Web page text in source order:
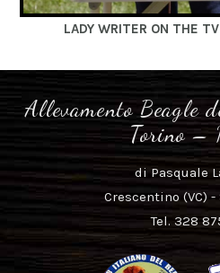
LADY WRITER ON THE
Allevamento Beagle
Torino –
di Pasquale
Crescentino (VC) -
Tel. 328